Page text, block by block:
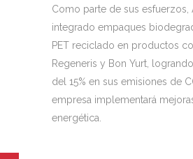
Como parte de sus esfuerzos,
integrado empaques
PET reciclado en productos
Regeneris y Bon Yurt,
del 15% en sus emisiones de
empresa implementará
energética.